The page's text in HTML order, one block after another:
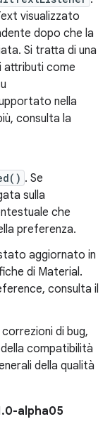
visualizzato
dopo che la
Si tratta di una
attributi come
nella
consulta la
. Se
sulla
che
preferenza.
aggiornato in
di Material.
consulta il
di bug,
compatibilità
della qualità
alpha05